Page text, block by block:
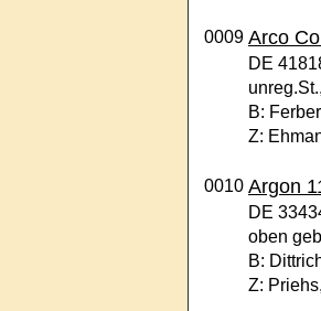
0009 Arco
DE
B:
Z:
0010 Argon
DE
oben
B:
Z: